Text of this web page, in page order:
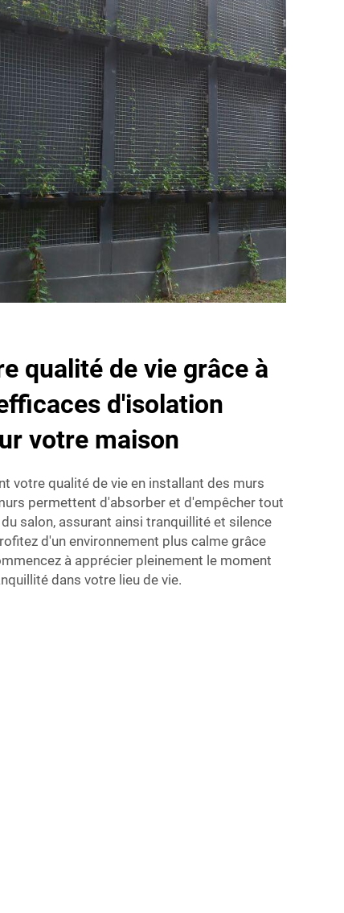
qualité de vie grâce à
d'isolation
votre maison
votre qualité de vie en installant des murs
permettent d'absorber et d'empêcher tout
salon, assurant ainsi tranquillité et silence
d'un environnement plus calme grâce
à apprécier pleinement le moment
dans votre lieu de vie.